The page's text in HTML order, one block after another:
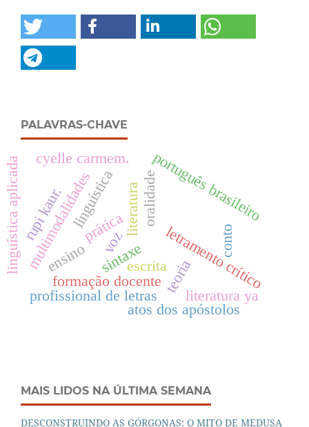
PALAVRAS-CHAVE
formação docenteteoria
prática
ensino
oralidade
letramento crítico
multimodalidades
linguística aplicada sintaxe
profissional de letras
português brasileiro
atos dos apóstolos
cyelle carmem.
escrita
literatura
literatura ya
linguística
conto
voz
rupi kaur.
MAIS LIDOS NA ÚLTIMA SEMANA
DESCONSTRUINDO AS GÓRGONAS: O MITO DE MEDUSA